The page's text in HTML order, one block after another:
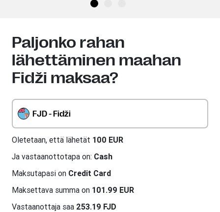
Paljonko rahan
lähettäminen maahan
Fidži maksaa?
FJD - Fidži
Oletetaan, että lähetät 100 EUR
Ja vastaanottotapa on: Cash
Maksutapasi on Credit Card
Maksettava summa on 101.99 EUR
Vastaanottaja saa 253.19 FJD